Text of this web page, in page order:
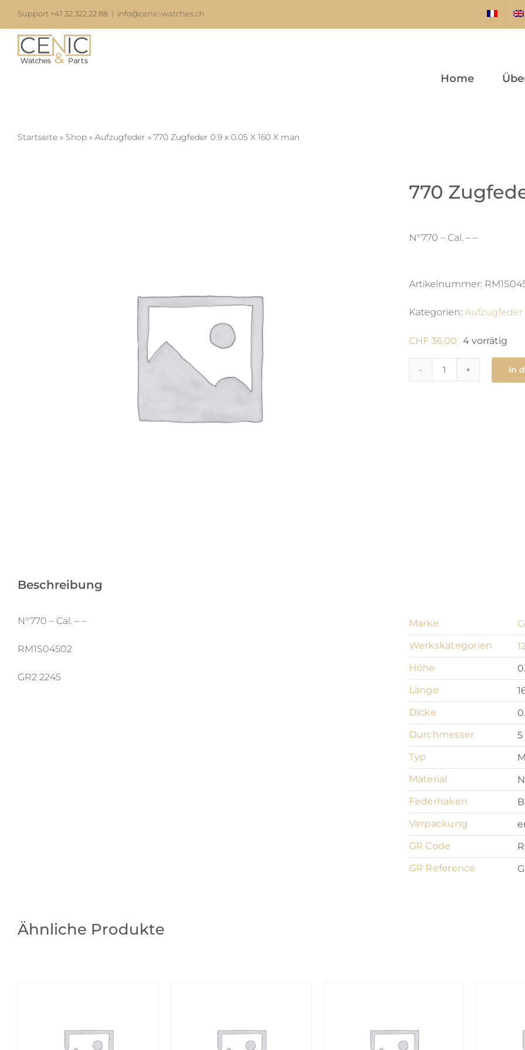
springen
Support +41 32 322 22 88 info@cenic-watches.ch
Home
Startseite » Shop » Aufzugfeder » 770 Zugfeder 0.9 x 0.05 X 160 X man
770
N°770 – Cal. – –
Artikelnummer:
Kategorien: Aufzugfeder
CHF36,00 4 vorrätig
In
Beschreibung
N°770 – Cal. – –
RM1S04502
GR2 2245
Marke
Werkskategorien
Höhe
Länge
Dicke
Durchmesser
5
Typ
Material
Federhaken
Verpackung
GR Code
GR Reference
Ähnliche Produkte